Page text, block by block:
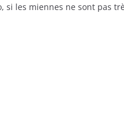
si les miennes ne sont pas